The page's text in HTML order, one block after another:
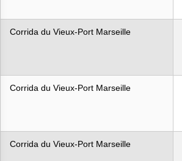
Corrida du Vieux-Port Marseille
Corrida du Vieux-Port Marseille
Corrida du Vieux-Port Marseille